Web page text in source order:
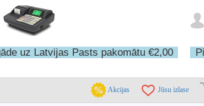
uz Latvijas Pasts pakomātu €2,00
Akcijas Jūsu izlase